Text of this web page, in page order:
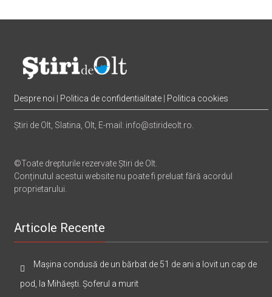
Despre noi Politica de confidentialitate Politica cookies
Știri de Olt, Slatina, Olt, E-mail: info@stirideolt.ro.
©Toate drepturile rezervate Știri de Olt.
Conținutul acestui website nu poate fi preluat fără acordul
proprietarului.
Articole Recente
Mașina condusă de un bărbat de 51 de ani a lovit un cap de
pod, la Mihăești. Șoferul a murit